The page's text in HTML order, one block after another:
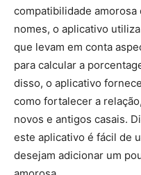
compatibilidade
nomes, o aplicativo
que levam em conta
para calcular a
disso, o aplicativo
como fortalecer a
novos e antigos casais.
este aplicativo é fácil de
desejam adicionar um